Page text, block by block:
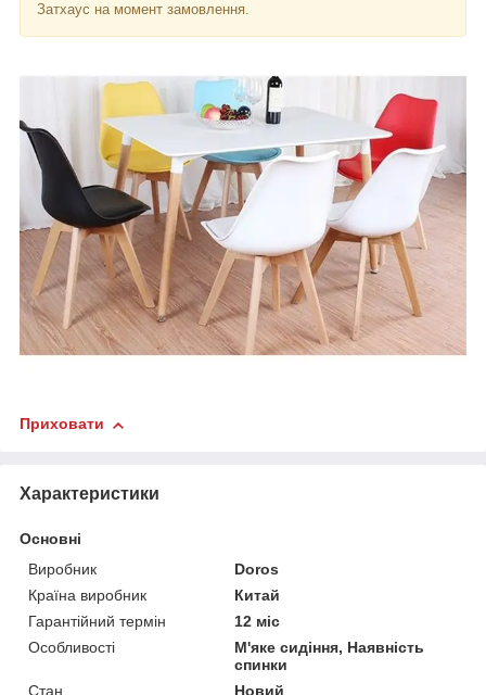
Затхаус на момент замовлення.
Приховати
Характеристики
Основні
Виробник
Doros
Країна виробник
Китай
Гарантійний термін
12 міс
Особливості
М'яке сидіння, Наявність
спинки
Стан
Новий